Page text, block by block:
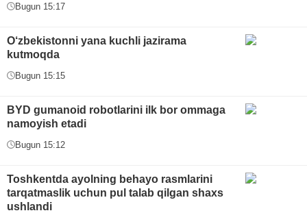
Bugun 15:17
O‘zbekistonni yana kuchli jazirama
kutmoqda
Bugun 15:15
BYD gumanoid robotlarini ilk bor ommaga
namoyish etadi
Bugun 15:12
Toshkentda ayolning behayo rasmlarini
tarqatmaslik uchun pul talab qilgan shaxs
ushlandi